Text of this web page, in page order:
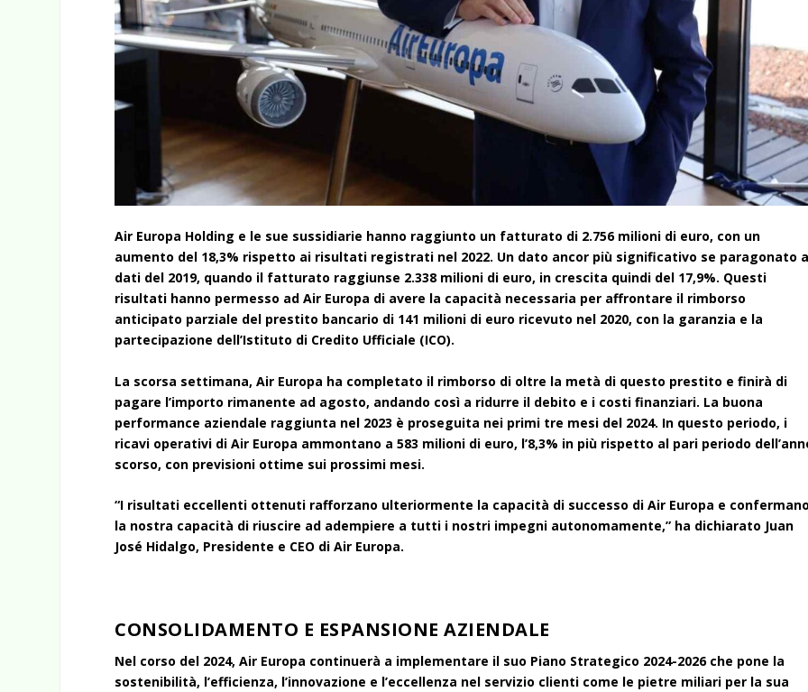
Air Europa Holding e le sue sussidiarie hanno raggiunto un fatturato di 2.756 milioni di euro, con un
aumento del 18,3% rispetto ai risultati registrati nel 2022. Un dato ancor più significativo se paragonato
dati del 2019, quando il fatturato raggiunse 2.338 milioni di euro, in crescita quindi del 17,9%. Questi
risultati hanno permesso ad Air Europa di avere la capacità necessaria per affrontare il rimborso
anticipato parziale del prestito bancario di 141 milioni di euro ricevuto nel 2020, con la garanzia e la
partecipazione dell’Istituto di Credito Ufficiale (ICO).
La scorsa settimana, Air Europa ha completato il rimborso di oltre la metà di questo prestito e finirà di
pagare l’importo rimanente ad agosto, andando così a ridurre il debito e i costi finanziari. La buona
performance aziendale raggiunta nel 2023 è proseguita nei primi tre mesi del 2024. In questo periodo, i
ricavi operativi di Air Europa ammontano a 583 milioni di euro, l’8,3% in più rispetto al pari periodo
scorso, con previsioni ottime sui prossimi mesi.
“I risultati eccellenti ottenuti rafforzano ulteriormente la capacità di successo di Air Europa e
la nostra capacità di riuscire ad adempiere a tutti i nostri impegni autonomamente,” ha dichiarato Juan
José Hidalgo, Presidente e CEO di Air Europa.
CONSOLIDAMENTO E ESPANSIONE AZIENDALE
Nel corso del 2024, Air Europa continuerà a implementare il suo Piano Strategico 2024-2026 che pone la
sostenibilità, l’efficienza, l’innovazione e l’eccellenza nel servizio clienti come le pietre miliari per la sua